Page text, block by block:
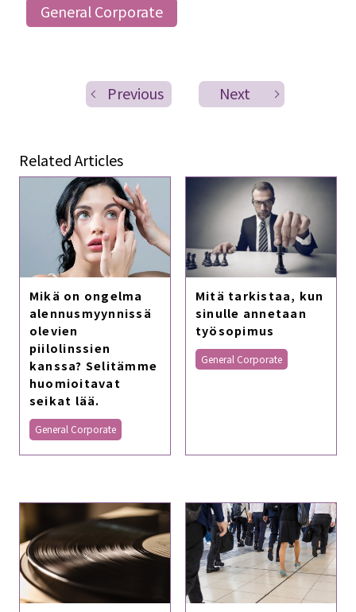
General Corporate
Previous Next
Related Articles
Mikä on ongelma
alennusmyynnissä
olevien
piilolinssien
kanssa? Selitämme
huomioitavat
seikat lää.
General Corporate
Mitä tarkistaa, kun
sinulle annetaan
työsopimus
General Corporate